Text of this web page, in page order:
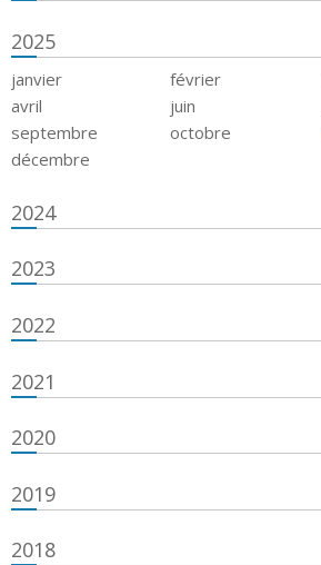
2025
janvier février
avril
juin
septembre
octobre
décembre
2024
2023
2022
2021
2020
2019
2018